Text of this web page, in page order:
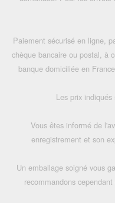
Paiement sécurisé en ligne,
chèque bancaire ou postal, à
banque domiciliée en
Les prix indiqués
Vous êtes informé de
enregistrement et son
Un emballage soigné vous
recommandons